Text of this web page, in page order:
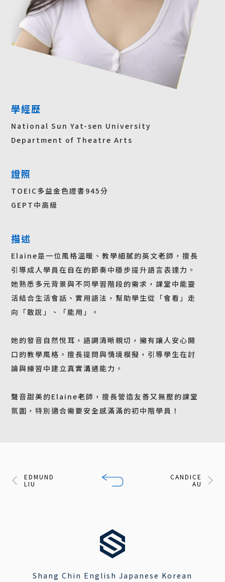
學經歷
National Sun Yat-sen University
Department of Theatre Arts
證照
TOEIC多益金色證書945分
GEPT中高級
描述
Elaine是一位風格溫暖、教學細膩的英文老師，擅長
引導成人學員在自在的節奏中穩步提升語言表達力。
她熟悉多元背景與不同學習階段的需求，課堂中能靈
活結合生活會話、實用語法，幫助學生從「會看」走
向「敢說」、「能用」。
她的發音自然悅耳，語調清晰親切，擁有讓人安心開
口的教學風格。擅長提問與情境模擬，引導學生在討
論與練習中建立真實溝通能力。
聲音甜美的Elaine老師，擅長營造友善又無壓的課堂
氛圍，特別適合需要安全感滿滿的初中階學員！
EDMUND
LIU
CANDICE
AU
Shang Chin English Japanese Korean